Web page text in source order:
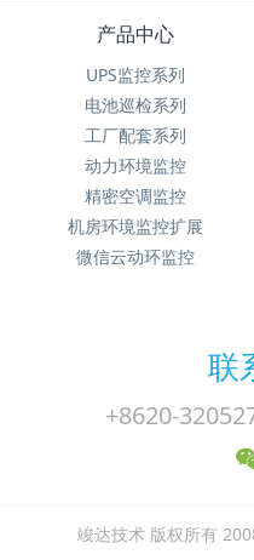
产品中心
UPS监控系列
电池巡检系列
工厂配套系列
动力环境监控
精密空调监控
机房环境监控扩展
微信云动环监控
联
+8620-
竣达技术 版权所有